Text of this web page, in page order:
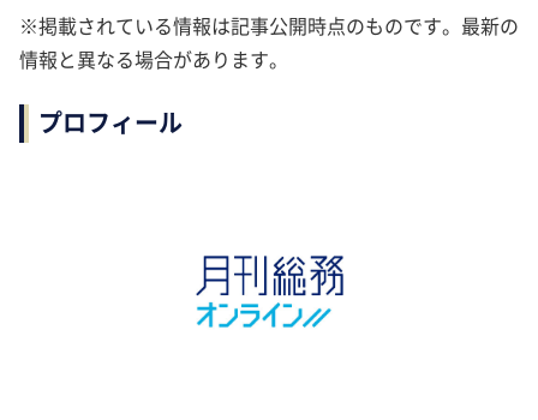
※掲載されている情報は記事公開時点のものです。最新の
情報と異なる場合があります。
プロフィール